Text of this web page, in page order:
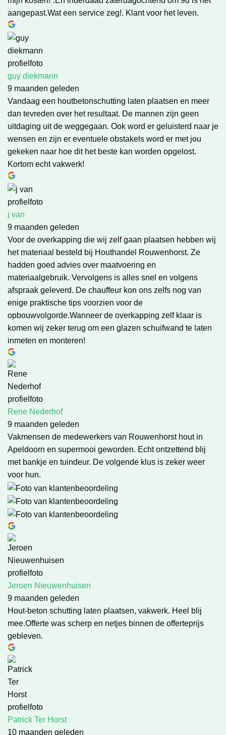
aangepast.Wat een service zeg!. Klant voor het leven.
guy diekmann
9 maanden geleden
Vandaag een houtbetonschutting laten plaatsen en meer
dan tevreden over het resultaat. De mannen zijn geen
uitdaging uit de weggegaan. Ook word er geluisterd naar je
wensen en zijn er eventuele obstakels word er met jou
gekeken naar hoe dit het beste kan worden opgelost.
Kortom echt vakwerk!
j van
9 maanden geleden
Voor de overkapping die wij zelf gaan plaatsen hebben wij
het materiaal besteld bij Houthandel Rouwenhorst. Ze
hadden goed advies over maatvoering en
materiaalgebruik. Vervolgens is alles snel en volgens
afspraak geleverd. De chauffeur kon ons zelfs nog van
enige praktische tips voorzien voor de
opbouwvolgorde.Wanneer de overkapping zelf klaar is
komen wij zeker terug om een glazen schuifwand te laten
inmeten en monteren!
Rene Nederhof
9 maanden geleden
Vakmensen de medewerkers van Rouwenhorst hout in
Apeldoorn en supermooi geworden. Echt ontzettend blij
met bankje en tuindeur. De volgende klus is zeker weer
voor hun.
Jeroen Nieuwenhuisen
9 maanden geleden
Hout-beton schutting laten plaatsen, vakwerk. Heel blij
mee.Offerte was scherp en netjes binnen de offerteprijs
gebleven.
Patrick Ter Horst
10 maanden geleden